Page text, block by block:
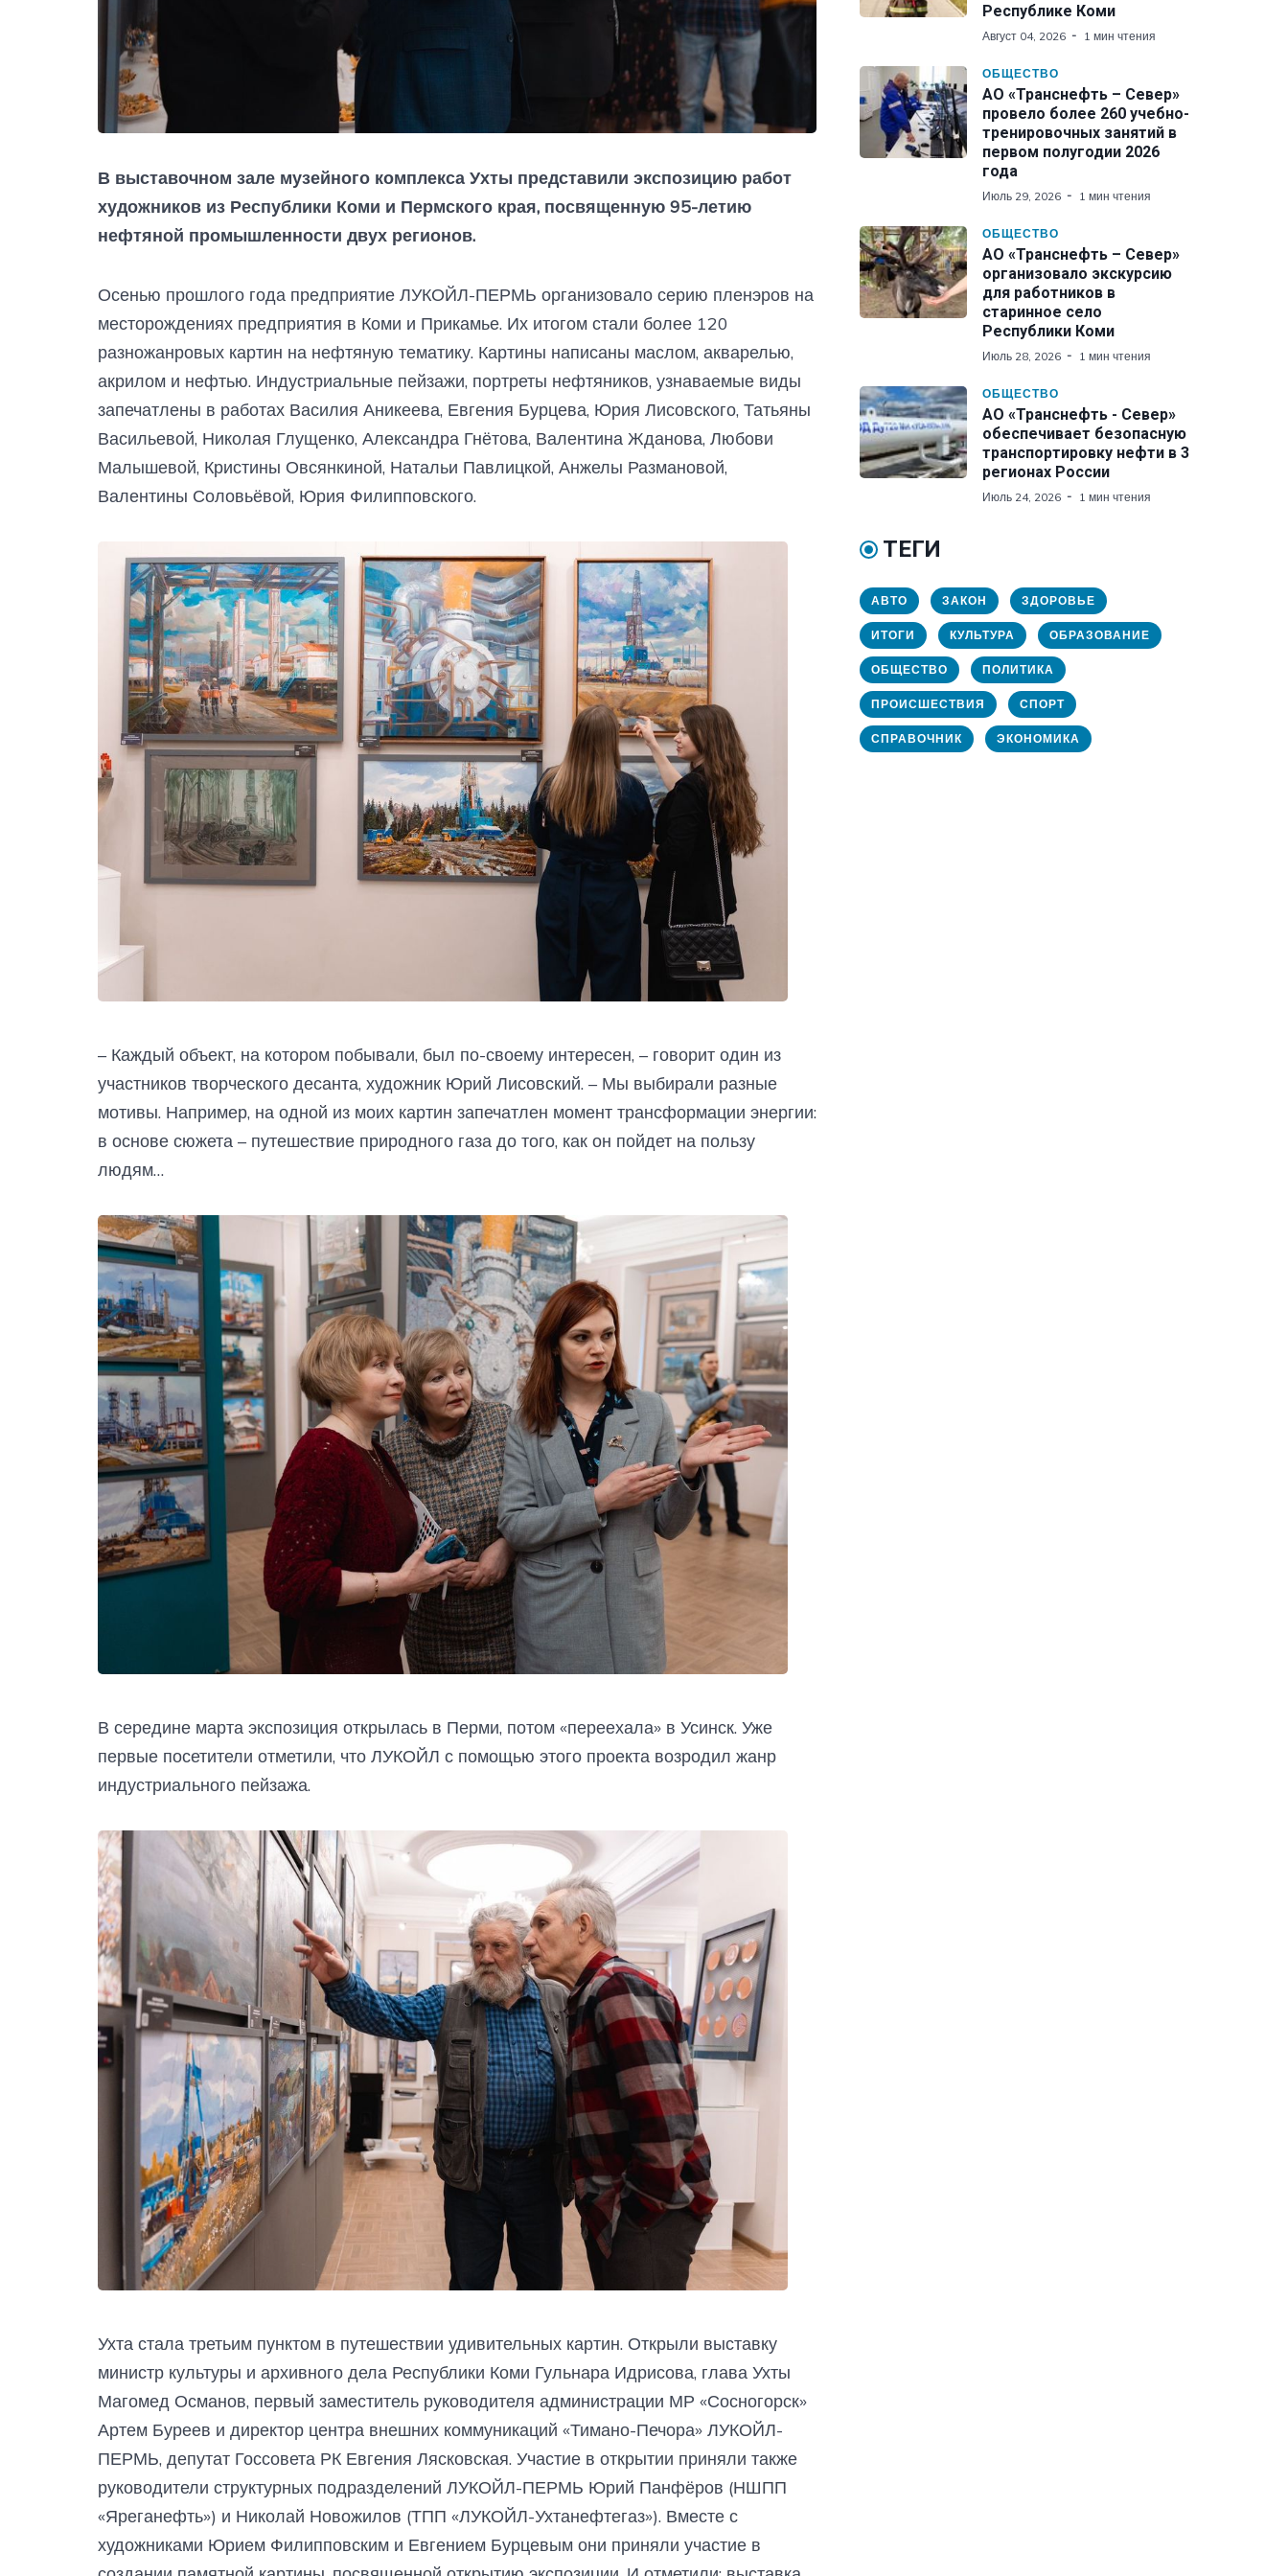
В выставочном зале музейного комплекса Ухты представили экспозицию работ
художников из Республики Коми и Пермского края, посвященную 95-летию
нефтяной промышленности двух регионов.
Осенью прошлого года предприятие ЛУКОЙЛ-ПЕРМЬ организовало серию пленэров на
месторождениях предприятия в Коми и Прикамье. Их итогом стали более 120
разножанровых картин на нефтяную тематику. Картины написаны маслом, акварелью,
акрилом и нефтью. Индустриальные пейзажи, портреты нефтяников, узнаваемые виды
запечатлены в работах Василия Аникеева, Евгения Бурцева, Юрия Лисовского, Татьяны
Васильевой, Николая Глущенко, Александра Гнётова, Валентина Жданова, Любови
Малышевой, Кристины Овсянкиной, Натальи Павлицкой, Анжелы Размановой,
Валентины Соловьёвой, Юрия Филипповского.
– Каждый объект, на котором побывали, был по-своему интересен, – говорит один из
участников творческого десанта, художник Юрий Лисовский. – Мы выбирали разные
мотивы. Например, на одной из моих картин запечатлен момент трансформации энергии:
в основе сюжета – путешествие природного газа до того, как он пойдет на пользу
людям…
В середине марта экспозиция открылась в Перми, потом «переехала» в Усинск. Уже
первые посетители отметили, что ЛУКОЙЛ с помощью этого проекта возродил жанр
индустриального пейзажа.
Ухта стала третьим пунктом в путешествии удивительных картин. Открыли выставку
министр культуры и архивного дела Республики Коми Гульнара Идрисова, глава Ухты
Магомед Османов, первый заместитель руководителя администрации МР «Сосногорск»
Артем Буреев и директор центра внешних коммуникаций «Тимано-Печора» ЛУКОЙЛ-
ПЕРМЬ, депутат Госсовета РК Евгения Лясковская. Участие в открытии приняли также
руководители структурных подразделений ЛУКОЙЛ-ПЕРМЬ Юрий Панфёров (НШПП
«Яреганефть») и Николай Новожилов (ТПП «ЛУКОЙЛ-Ухтанефтегаз»). Вместе с
художниками Юрием Филипповским и Евгением Бурцевым они приняли участие в
Республике Коми
Август 04, 2026 1 мин чтения
ОБЩЕСТВО
АО «Транснефть – Север»
провело более 260 учебно-
тренировочных занятий в
первом полугодии 2026
года
Июль 29, 2026 1 мин чтения
ОБЩЕСТВО
АО «Транснефть – Север»
организовало экскурсию
для работников в
старинное село
Республики Коми
Июль 28, 2026 1 мин чтения
ОБЩЕСТВО
АО «Транснефть - Север»
обеспечивает безопасную
транспортировку нефти в 3
регионах России
Июль 24, 2026 1 мин чтения
ТЕГИ
АВТО ЗАКОН ЗДОРОВЬЕ
ИТОГИ КУЛЬТУРА ОБРАЗОВАНИЕ
ОБЩЕСТВО ПОЛИТИКА
ПРОИСШЕСТВИЯ СПОРТ
СПРАВОЧНИК ЭКОНОМИКА